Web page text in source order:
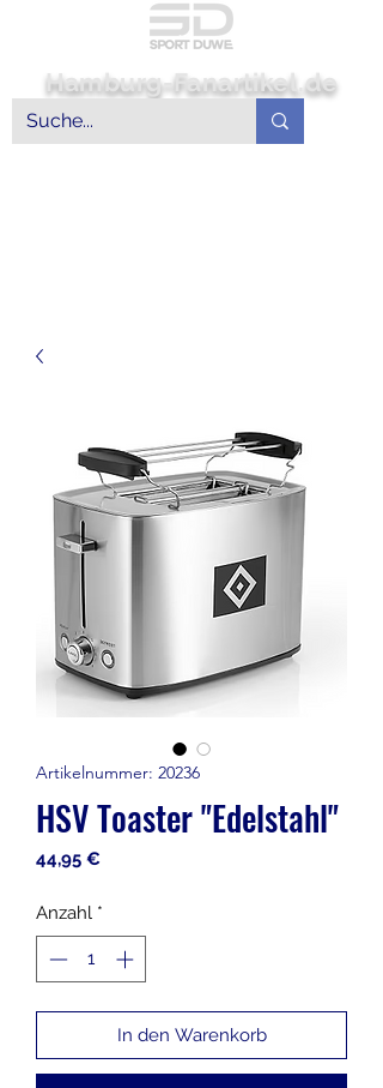
Hamburg-Fanartikel.de
Artikelnummer: 20236
HSV Toaster "Edelstahl"
44,95 €Preis
Anzahl *
In den Warenkorb